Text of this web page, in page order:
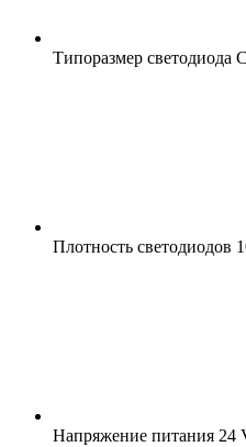
Типоразмер светодиода
Плотность светодиодов
Напряжение питания 24